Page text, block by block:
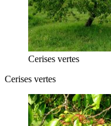
Cerises vertes
Cerises vertes